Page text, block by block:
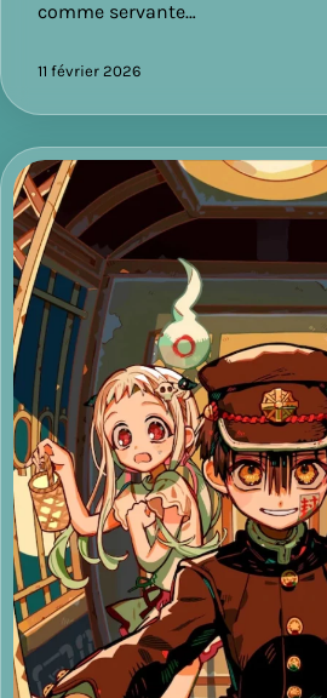
comme servante…
11 février 2026